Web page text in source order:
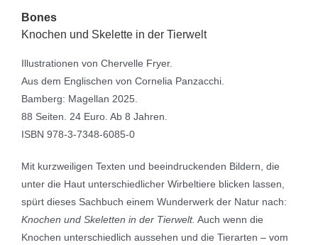
Bones
Knochen und Skelette in der Tierwelt
Illustrationen von Chervelle Fryer.
Aus dem Englischen von Cornelia Panzacchi.
Bamberg: Magellan 2025.
88 Seiten. 24 Euro. Ab 8 Jahren.
ISBN 978-3-7348-6085-0
Mit kurzweiligen Texten und beeindruckenden Bildern, die
unter die Haut unterschiedlicher Wirbeltiere blicken lassen,
spürt dieses Sachbuch einem Wunderwerk der Natur nach:
Knochen und Skeletten in der Tierwelt. Auch wenn die
Knochen unterschiedlich aussehen und die Tierarten – vom